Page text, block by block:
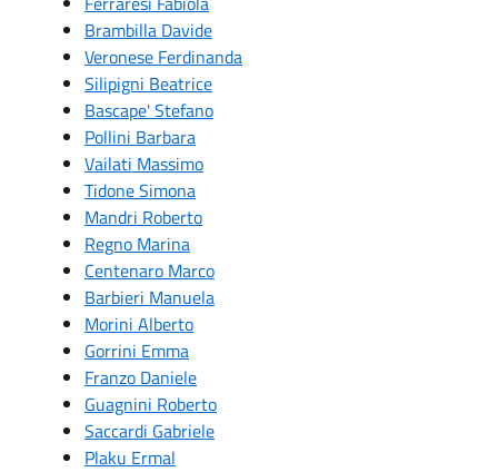
Brambilla Davide
Veronese Ferdinanda
Silipigni Beatrice
Bascape' Stefano
Pollini Barbara
Vailati Massimo
Tidone Simona
Mandri Roberto
Regno Marina
Centenaro Marco
Barbieri Manuela
Morini Alberto
Gorrini Emma
Franzo Daniele
Guagnini Roberto
Saccardi Gabriele
Plaku Ermal